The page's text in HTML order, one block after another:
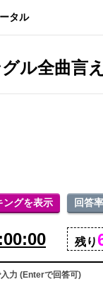
タル
ル全曲言
ングを表示 回答
残り